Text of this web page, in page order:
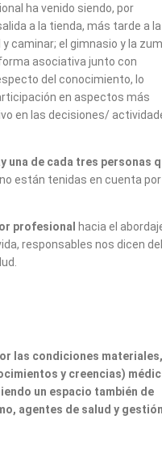
ha venido siendo, por
a la tienda, más tarde a la
caminar; el gimnasio y la
asociativa junto con
del conocimiento, lo
en aspectos más
en las decisiones/
una de cada tres personas
están tenidas en cuenta por
profesional
hacia el
responsables nos dicen del
las condiciones materiales,
y creencias)
un espacio también de
agentes de salud y